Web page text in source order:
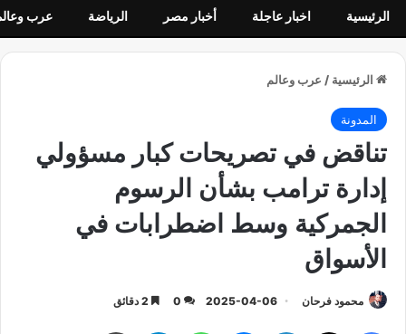
الرئيسية اخبار عاجلة أخبار مصر الرياضة عرب
الرئيسية / عرب وعالم
المدونة
تناقض في تصريحات كبار مسؤولي
إدارة ترامب بشأن الرسوم
الجمركية وسط اضطرابات في
الأسواق
محمود فرحان 2025-04-06
0